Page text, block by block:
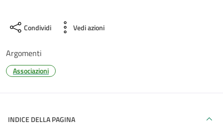
Condividi Vedi azioni
Argomenti
Associazioni
INDICE DELLA PAGINA